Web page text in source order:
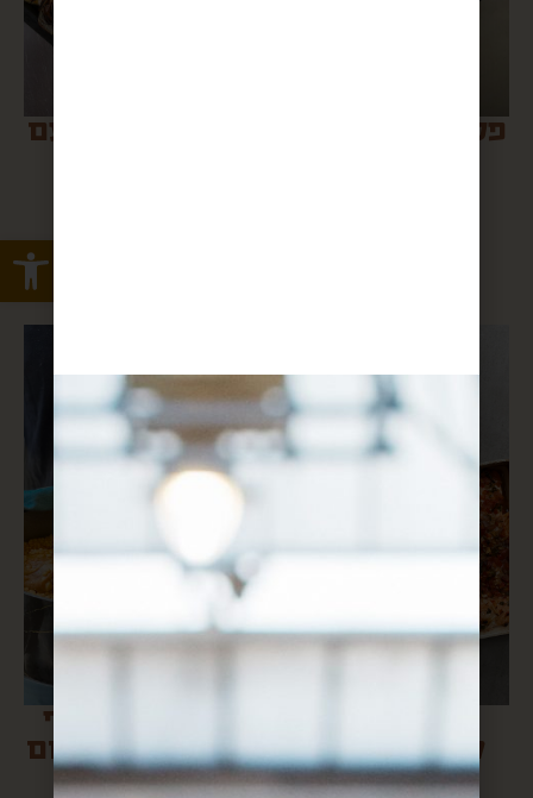
Open toolbar
לברק בתנור עם
פסטה שקשוקה
פתיתים ועוף
בסיר אחד אדום
ליום של חול